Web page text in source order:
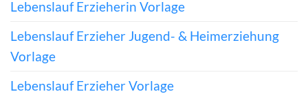
Lebenslauf Erzieherin Vorlage
Lebenslauf Erzieher Jugend- & Heimerziehung
Vorlage
Lebenslauf Erzieher Vorlage